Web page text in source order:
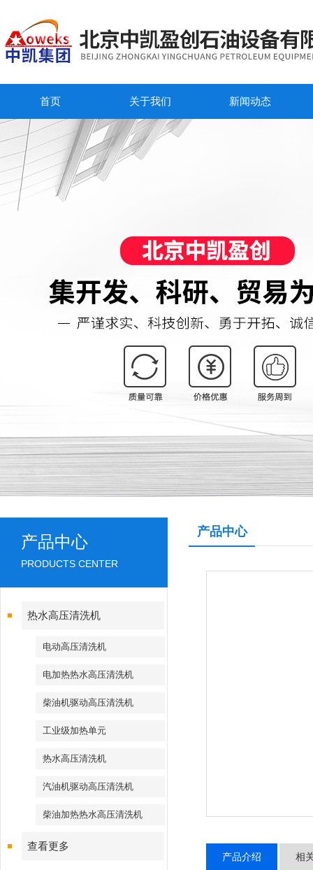
首页 关于我们 新闻动态
产品中心
PRODUCTS CENTER
热水高压清洗机
电动高压清洗机
电加热热水高压清洗机
柴油机驱动高压清洗机
工业级加热单元
热水高压清洗机
汽油机驱动高压清洗机
柴油加热热水高压清洗机
查看更多
产品中心
产品介绍 相